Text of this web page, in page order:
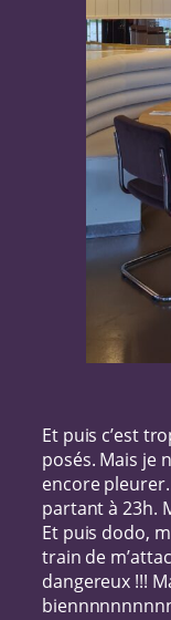
Et puis c’est
posés. Mais je
encore
partant à 23h.
Et puis dodo,
train de
dangereux !!!